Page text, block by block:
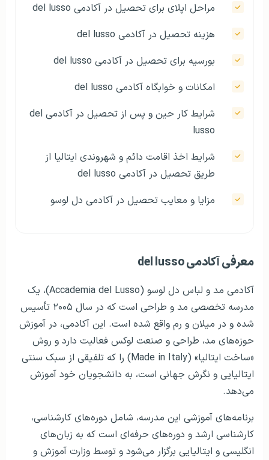
مراحل اپلای برای تحصیل در آکادمی del lusso
هزینه تحصیل در آکادمی del lusso
بورسیه برای تحصیل در آکادمی del lusso
امکانات و خوابگاه آکادمی del lusso
شرایط کار حین و پس از تحصیل در آکادمی del
lusso
شرایط اخذ اقامت دائم و شهروندی ایتالیا از
طریق تحصیل در آکادمی del lusso
مزایا و معایب تحصیل در آکادمی دل لوسو
معرفی آکادمی del lusso
آکادمی مد و لباس دل لوسو (Accademia del Lusso)، یک
مدرسه تخصصی مد و طراحی است که در سال ۲۰۰۵ تأسیس
شده و در میلان و رم واقع شده است. این آکادمی، در آموزش
حوزه‌های مد، طراحی و صنعت لوکس فعالیت دارد و روش
«ساخت ایتالیا» (Made in Italy) را که تلفیقی از سبک سنتی
ایتالیایی و نگرش جهانی است، به دانشجویان خود آموزش
می‌دهد.
برنامه‌های آموزشی این مدرسه، شامل دوره‌های کارشناسی،
کارشناسی ارشد و دوره‌های حرفه‌ای است که به زبان‌های
انگلیسی و ایتالیایی برگزار می‌شود و توسط وزارت آموزش و